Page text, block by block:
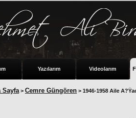
Yazılarım Videolarım
Sayfa > Cemre Güngören > 1946-1958 Aile